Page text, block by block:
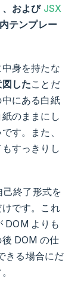
および JSX
テンプレー
身を持たな
したことだ
にある白紙
のままにし
す。また、
すっきりし
終了形式を
けです。これ
DOM よりも
DOM の仕
きる場合にだ